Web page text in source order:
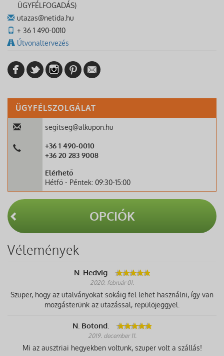
ÜGYFÉLFOGADÁS)
utazas@netida.hu
+ 36 1 490-0010
Útvonaltervezés
ÜGYFÉLSZOLGÁLAT
segitseg@alkupon.hu
+36 1 490-0010
+36 20 283 9008
Elérhető
Hétfő - Péntek: 09:30-15:00
OPCIÓK
Vélemények
N. Hedvig
2020. február 01.
Szuper, hogy az utalványokat sokáig fel lehet használni, így van
mozgásterünk az utazással, repülőjeggyel.
N. Botond.
2019. december 11.
Mi az ausztriai hegyekben voltunk, szuper volt a szállás!